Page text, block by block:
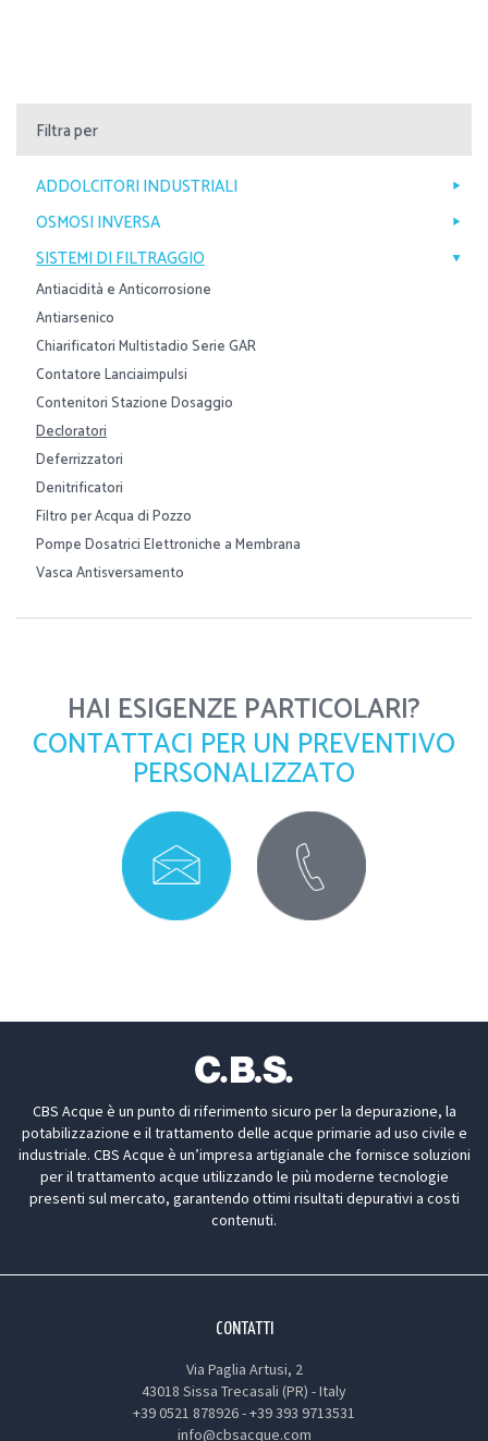
Filtra per
ADDOLCITORI INDUSTRIALI
OSMOSI INVERSA
SISTEMI DI FILTRAGGIO
Antiacidità e Anticorrosione
Antiarsenico
Chiarificatori Multistadio Serie GAR
Contatore Lanciaimpulsi
Contenitori Stazione Dosaggio
Decloratori
Deferrizzatori
Denitrificatori
Filtro per Acqua di Pozzo
Pompe Dosatrici Elettroniche a Membrana
Vasca Antisversamento
HAI ESIGENZE PARTICOLARI?
CONTATTACI PER UN PREVENTIVO
PERSONALIZZATO
CBS Acque è un punto di riferimento sicuro per la depurazione, la
potabilizzazione e il trattamento delle acque primarie ad uso civile e
industriale. CBS Acque è un’impresa artigianale che fornisce soluzioni
per il trattamento acque utilizzando le più moderne tecnologie
presenti sul mercato, garantendo ottimi risultati depurativi a costi
contenuti.
CONTATTI
Via Paglia Artusi, 2
43018 Sissa Trecasali (PR) - Italy
+39 0521 878926-+39 393 9713531
info@cbsacque.com